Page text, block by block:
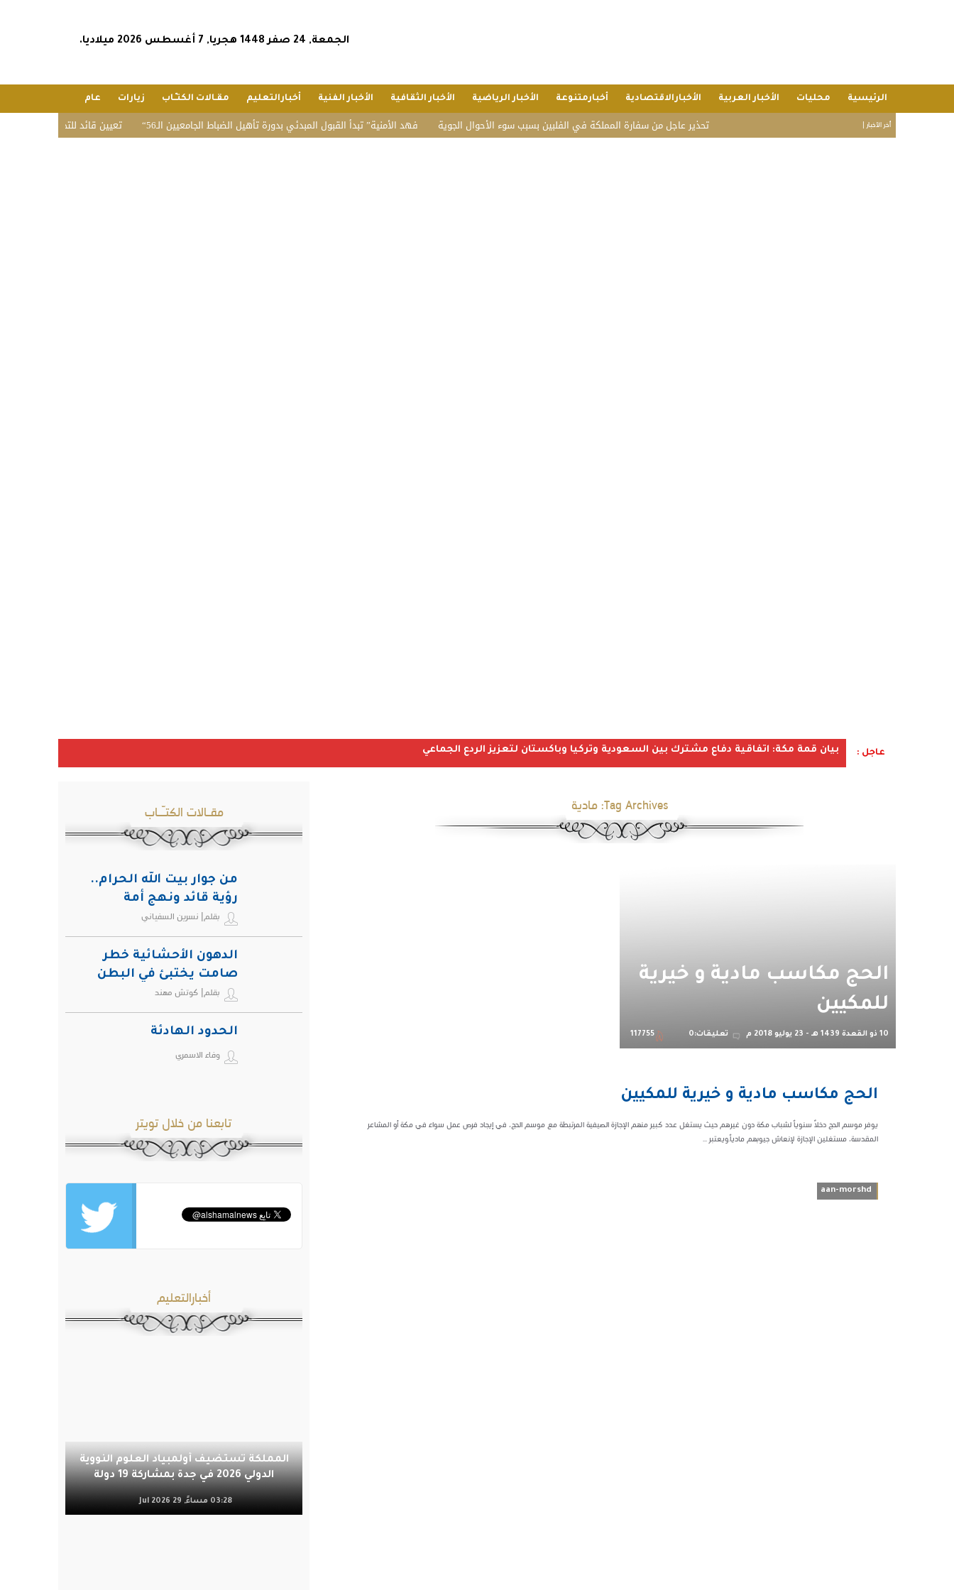
الجمعة, 24 صفر 1448 هجريا, 7 أغسطس 2026 ميلاديا.
الرئيسية محليات الأخبار العربية الأخبارالاقتصادية أخبارمتنوعة الأخبار الرياضية الأخبار الثقافية الأخبار الفنية أخبارالتعليم مقـالات الكتـّـاب زيارات عام
أخر الأخبار | تعيين قائد للتحالف البحري “فهد الأمنية” تبدأ القبول المبدئي بدورة تأهيل الضباط الجامعيين الـ56 تحذير عاجل من سفارة المملكة في الفلبين بسبب سوء الأحوال الجوية
عاجل : بيان قمة مكة: اتفاقية دفاع مشترك بين السعودية وتركيا وباكستان لتعزيز الردع الجماعي
Tag Archives: مادية
الحج مكاسب مادية و خيرية
للمكيين
10 ذو القعدة 1439 هـ - 23 يوليو 2018 م تعليقات:0 117755
الحج مكاسب مادية و خيرية للمكيين
يوفر موسم الحج دخلاً سنوياً لشباب مكة دون غيرهم حيث يستغل عدد كبير منهم الإجازة الصيفية المرتبطة مع موسم الحج، في إيجاد فرص عمل سواء في مكة أو المشاعر
المقدسة، مستغلين الإجازة لإنعاش جيوبهم مادياً.ويعتبر ...
aan-morshd
مقـالات الكتـّـاب
من جوار بيت الله الحرام..
رؤية قائد ونهج أمة
بقلم| نسرين السفياني
الدهون الأحشائية خطر
صامت يختبئ في البطن
ويهدد صحة الإنسان
بقلم| كوتش مهند
الحدود الهادئة
وفاء الاسمري
تابعنا من خلال تويتر
أخبارالتعليم
المملكة تستضيف أولمبياد العلوم النووية
الدولي 2026 في جدة بمشاركة 19 دولة
03:28 مساءً, 29 Jul 2026